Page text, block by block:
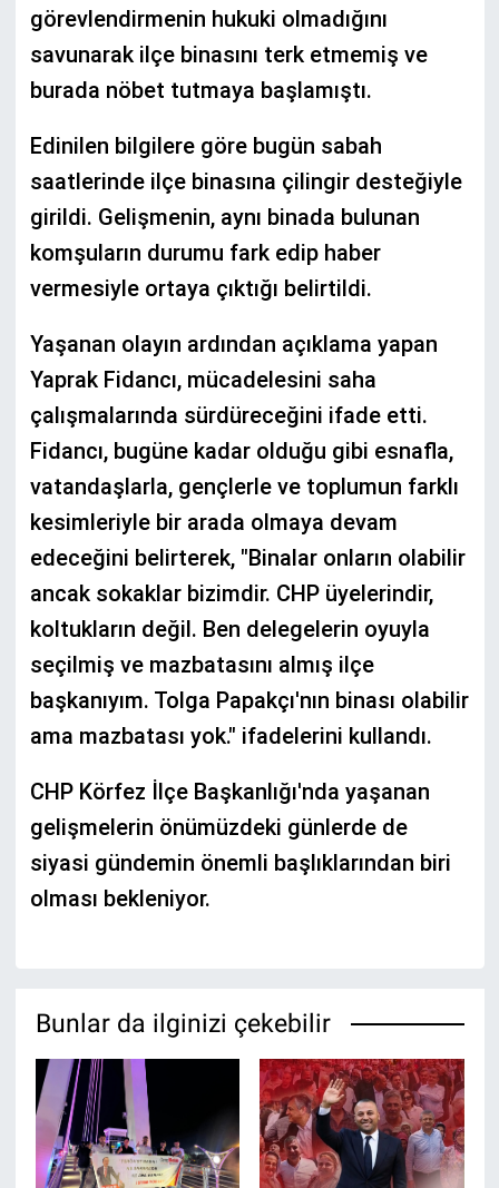
görevlendirmenin hukuki olmadığını
savunarak ilçe binasını terk etmemiş ve
burada nöbet tutmaya başlamıştı.
Edinilen bilgilere göre bugün sabah
saatlerinde ilçe binasına çilingir desteğiyle
girildi. Gelişmenin, aynı binada bulunan
komşuların durumu fark edip haber
vermesiyle ortaya çıktığı belirtildi.
Yaşanan olayın ardından açıklama yapan
Yaprak Fidancı, mücadelesini saha
çalışmalarında sürdüreceğini ifade etti.
Fidancı, bugüne kadar olduğu gibi esnafla,
vatandaşlarla, gençlerle ve toplumun farklı
kesimleriyle bir arada olmaya devam
edeceğini belirterek, "Binalar onların olabilir
ancak sokaklar bizimdir. CHP üyelerindir,
koltukların değil. Ben delegelerin oyuyla
seçilmiş ve mazbatasını almış ilçe
başkanıyım. Tolga Papakçı'nın binası olabilir
ama mazbatası yok." ifadelerini kullandı.
CHP Körfez İlçe Başkanlığı'nda yaşanan
gelişmelerin önümüzdeki günlerde de
siyasi gündemin önemli başlıklarından biri
olması bekleniyor.
Bunlar da ilginizi çekebilir